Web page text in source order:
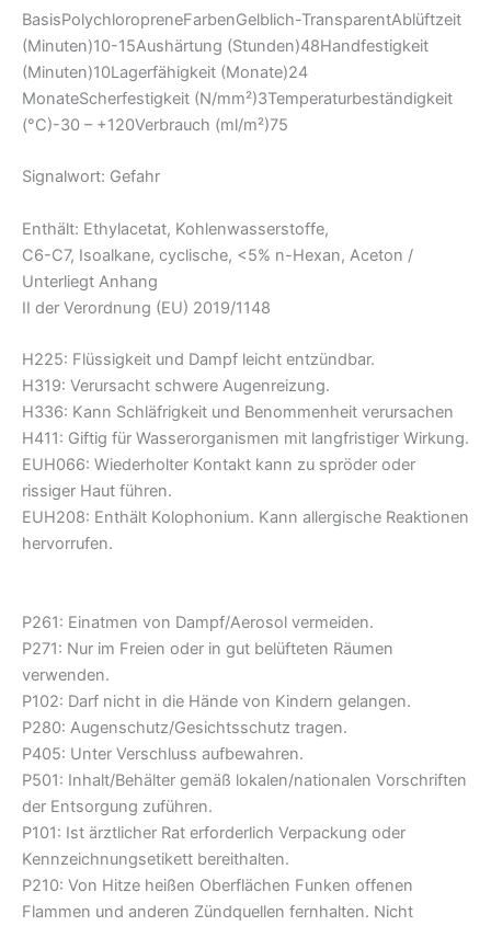
BasisPolychloropreneFarbenGelblich-TransparentAblüftzeit
(Minuten)10-15Aushärtung (Stunden)48Handfestigkeit
(Minuten)10Lagerfähigkeit (Monate)24
MonateScherfestigkeit (N/mm²)3Temperaturbeständigkeit
(°C)-30 – +120Verbrauch (ml/m²)75
Signalwort: Gefahr
Enthält: Ethylacetat, Kohlenwasserstoffe,
C6-C7, Isoalkane, cyclische, <5% n-Hexan, Aceton /
Unterliegt Anhang
II der Verordnung (EU) 2019/1148
H225: Flüssigkeit und Dampf leicht entzündbar.
H319: Verursacht schwere Augenreizung.
H336: Kann Schläfrigkeit und Benommenheit verursachen
H411: Giftig für Wasserorganismen mit langfristiger Wirkung.
EUH066: Wiederholter Kontakt kann zu spröder oder
rissiger Haut führen.
EUH208: Enthält Kolophonium. Kann allergische Reaktionen
hervorrufen.
P261: Einatmen von Dampf/Aerosol vermeiden.
P271: Nur im Freien oder in gut belüfteten Räumen
verwenden.
P102: Darf nicht in die Hände von Kindern gelangen.
P280: Augenschutz/Gesichtsschutz tragen.
P405: Unter Verschluss aufbewahren.
P501: Inhalt/Behälter gemäß lokalen/nationalen Vorschriften
der Entsorgung zuführen.
P101: Ist ärztlicher Rat erforderlich Verpackung oder
Kennzeichnungsetikett bereithalten.
P210: Von Hitze heißen Oberflächen Funken offenen
Flammen und anderen Zündquellen fernhalten. Nicht